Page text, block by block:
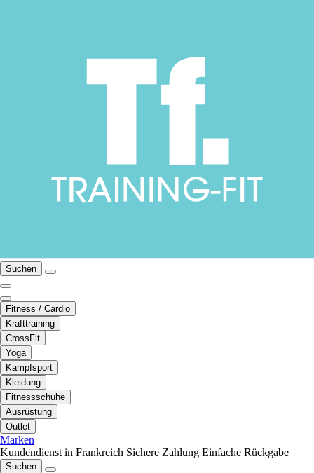
Suchen
Fitness / Cardio
Krafttraining
CrossFit
Yoga
Kampfsport
Kleidung
Fitnessschuhe
Ausrüstung
Outlet
Marken
Kundendienst in Frankreich Sichere Zahlung Einfache Rückgabe
Suchen